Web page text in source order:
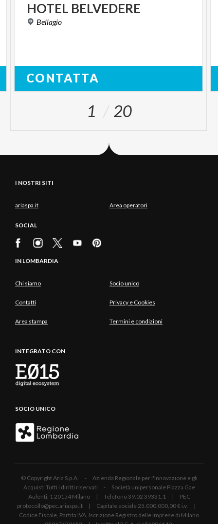
HOTEL BELVEDERE
Bellagio
CONTATTA
1 20
I NOSTRI SITI
ariaspa.it Area operatori
SOCIAL
IN LOMBARDIA
Chi siamo Socio unico
Contatti Privacy e Cookies
Area stampa Termini e condizioni
INTEGRATO CON
SOCIO UNICO
© Copyright Aria S.p.A. - Azienda Regionale per l'Innovazione e gli
Acquisti Tutti i diritti riservati - Società unipersonale Piazza Gae
Aulenti, 1 20154 Milano | Telefono 39.02 39331.1 | PEC
protocollo@pec.ariaspa.it | Capitale sociale 25.000.000,00 € i.v. |
Codice Fiscale, Partita IVA, Iscrizione Registro delle Imprese di Milano